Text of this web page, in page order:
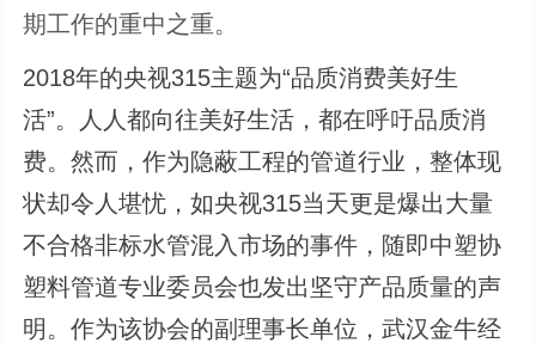
期工作的重中之重。
2018年的央视315主题为“品质消费美好生
活”。人人都向往美好生活，都在呼吁品质消
费。然而，作为隐蔽工程的管道行业，整体现
状却令人堪忧，如央视315当天更是爆出大量
不合格非标水管混入市场的事件，随即中塑协
塑料管道专业委员会也发出坚守产品质量的声
明。作为该协会的副理事长单位，武汉金牛经